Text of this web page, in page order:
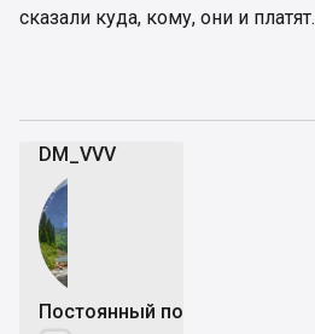
сказали куда, кому, они и платят.
DM_VVV
Постоянный пользователь